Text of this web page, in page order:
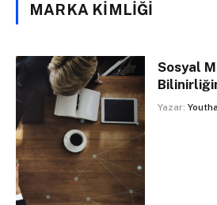
MARKA KIMLIĞI
Sosyal
Yazar: